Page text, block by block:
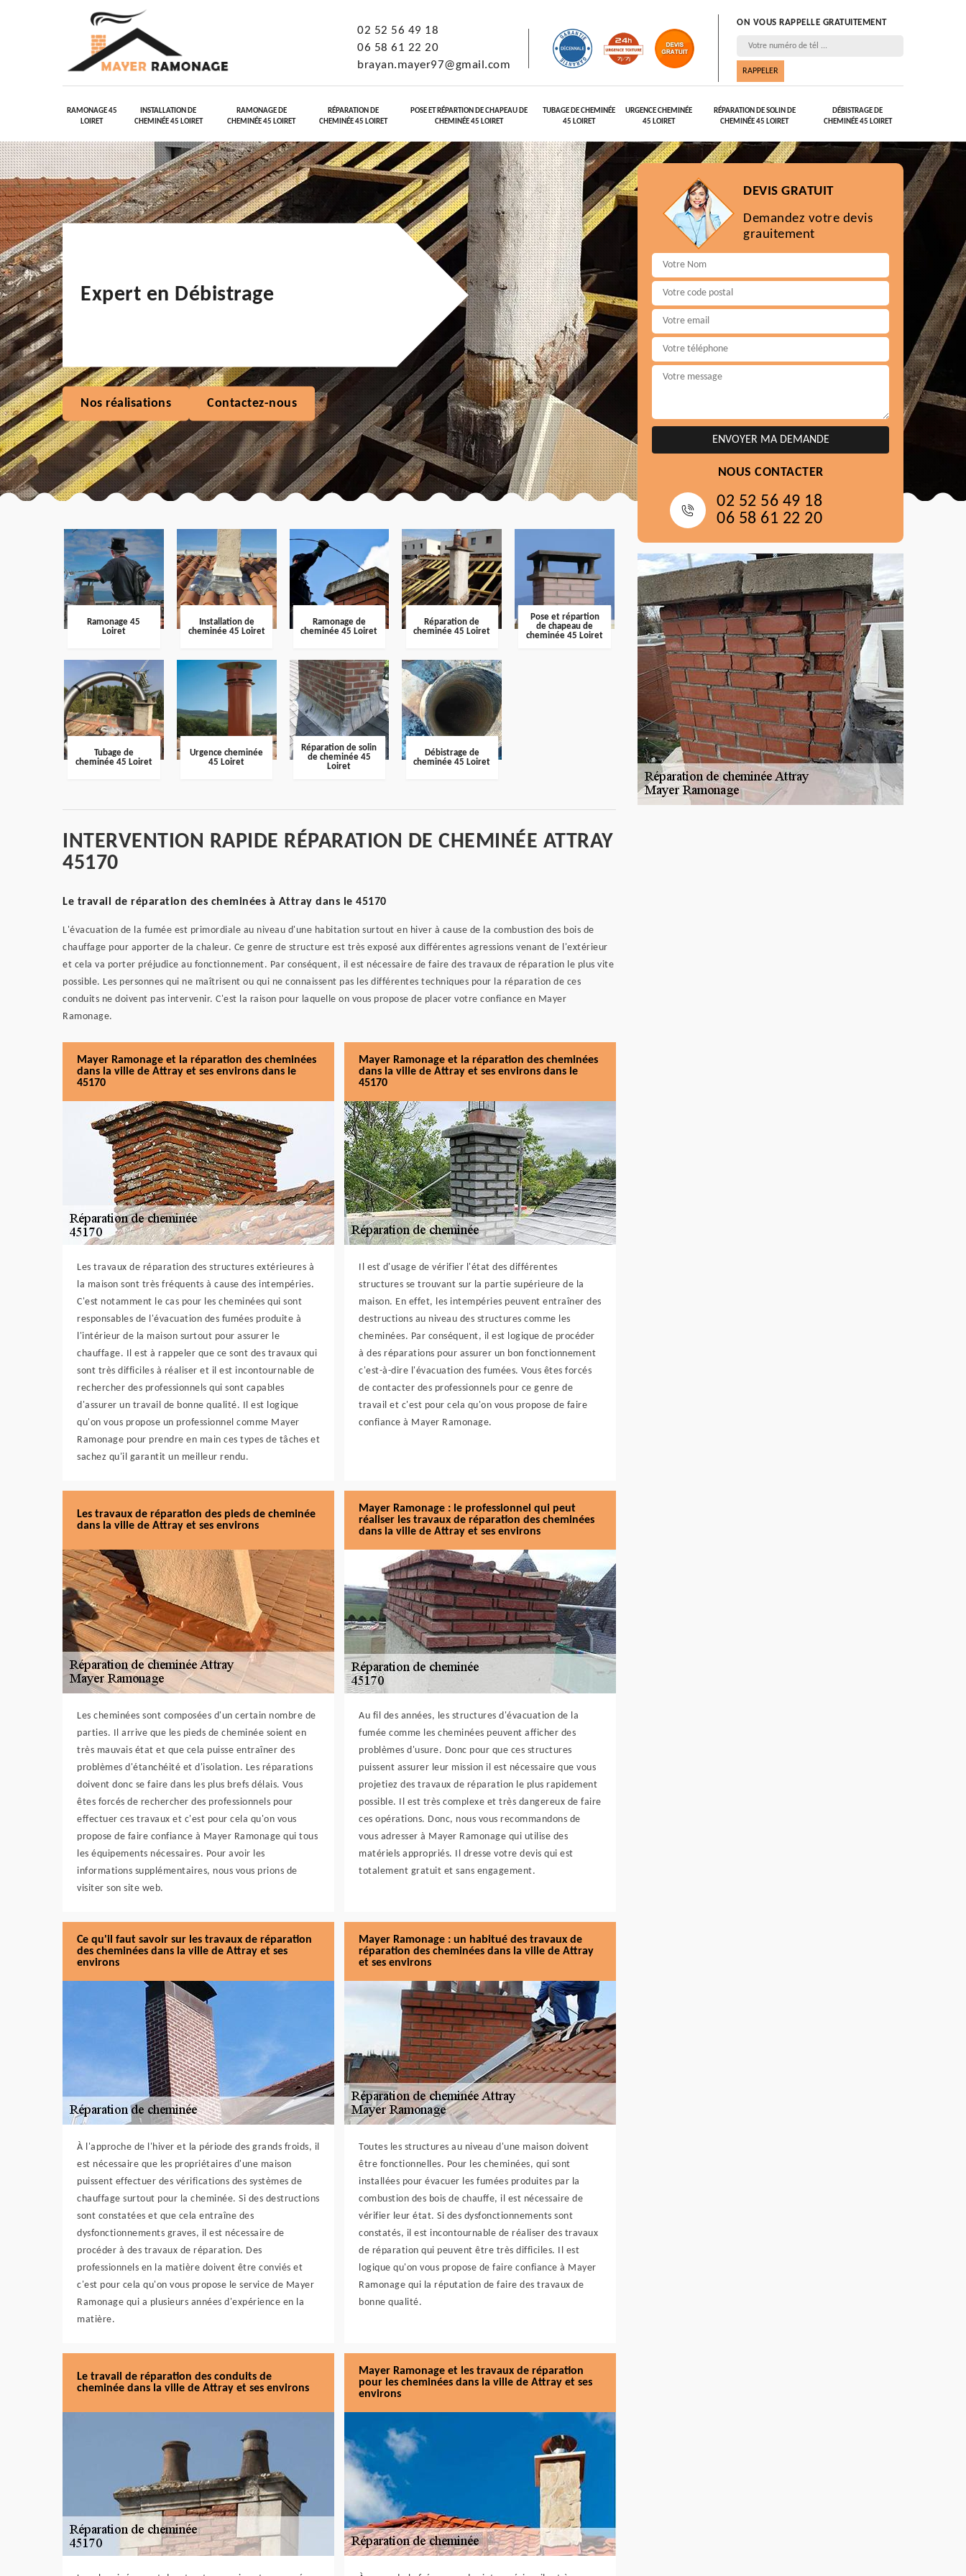
02 52 56 49 18
06 58 61 22 20
brayan.mayer97@gmail.com
ON VOUS RAPPELLE GRATUITEMENT
RAMONAGE 45
LOIRET
INSTALLATION DE
CHEMINÉE 45 LOIRET
RAMONAGE DE
CHEMINÉE 45 LOIRET
RÉPARATION DE
CHEMINÉE 45 LOIRET
POSE ET RÉPARTION DE CHAPEAU DE
CHEMINÉE 45 LOIRET
TUBAGE DE CHEMINÉE
45 LOIRET
URGENCE CHEMINÉE
45 LOIRET
RÉPARATION DE SOLIN DE
CHEMINÉE 45 LOIRET
DÉBISTRAGE DE
CHEMINÉE 45 LOIRET
Expert en Débistrage
Nos réalisations Contactez-nous
Ramonage 45
Loiret
Installation de
cheminée 45 Loiret
Ramonage de
cheminée 45 Loiret
Réparation de
cheminée 45 Loiret
Pose et répartion
de chapeau de
cheminée 45 Loiret
Tubage de
cheminée 45 Loiret
Urgence cheminée
45 Loiret
Réparation de solin
de cheminée 45
Loiret
Débistrage de
cheminée 45 Loiret
INTERVENTION RAPIDE RÉPARATION DE CHEMINÉE ATTRAY
45170
Le travail de réparation des cheminées à Attray dans le 45170
L'évacuation de la fumée est primordiale au niveau d'une habitation surtout en hiver à cause de la combustion des bois de
chauffage pour apporter de la chaleur. Ce genre de structure est très exposé aux différentes agressions venant de l'extérieur
et cela va porter préjudice au fonctionnement. Par conséquent, il est nécessaire de faire des travaux de réparation le plus vite
possible. Les personnes qui ne maîtrisent ou qui ne connaissent pas les différentes techniques pour la réparation de ces
conduits ne doivent pas intervenir. C'est la raison pour laquelle on vous propose de placer votre confiance en Mayer
Ramonage.
Mayer Ramonage et la réparation des cheminées
dans la ville de Attray et ses environs dans le
45170
Les travaux de réparation des structures extérieures à
la maison sont très fréquents à cause des intempéries.
C'est notamment le cas pour les cheminées qui sont
responsables de l'évacuation des fumées produite à
l'intérieur de la maison surtout pour assurer le
chauffage. Il est à rappeler que ce sont des travaux qui
sont très difficiles à réaliser et il est incontournable de
rechercher des professionnels qui sont capables
d'assurer un travail de bonne qualité. Il est logique
qu'on vous propose un professionnel comme Mayer
Ramonage pour prendre en main ces types de tâches et
sachez qu'il garantit un meilleur rendu.
Mayer Ramonage et la réparation des cheminées
dans la ville de Attray et ses environs dans le
45170
Il est d'usage de vérifier l'état des différentes
structures se trouvant sur la partie supérieure de la
maison. En effet, les intempéries peuvent entraîner des
destructions au niveau des structures comme les
cheminées. Par conséquent, il est logique de procéder
à des réparations pour assurer un bon fonctionnement
c'est-à-dire l'évacuation des fumées. Vous êtes forcés
de contacter des professionnels pour ce genre de
travail et c'est pour cela qu'on vous propose de faire
confiance à Mayer Ramonage.
Les travaux de réparation des pieds de cheminée
dans la ville de Attray et ses environs
Les cheminées sont composées d'un certain nombre de
parties. Il arrive que les pieds de cheminée soient en
très mauvais état et que cela puisse entraîner des
problèmes d'étanchéité et d'isolation. Les réparations
doivent donc se faire dans les plus brefs délais. Vous
êtes forcés de rechercher des professionnels pour
effectuer ces travaux et c'est pour cela qu'on vous
propose de faire confiance à Mayer Ramonage qui tous
les équipements nécessaires. Pour avoir les
informations supplémentaires, nous vous prions de
visiter son site web.
Mayer Ramonage : le professionnel qui peut
réaliser les travaux de réparation des cheminées
dans la ville de Attray et ses environs
Au fil des années, les structures d'évacuation de la
fumée comme les cheminées peuvent afficher des
problèmes d'usure. Donc pour que ces structures
puissent assurer leur mission il est nécessaire que vous
projetiez des travaux de réparation le plus rapidement
possible. Il est très complexe et très dangereux de faire
ces opérations. Donc, nous vous recommandons de
vous adresser à Mayer Ramonage qui utilise des
matériels appropriés. Il dresse votre devis qui est
totalement gratuit et sans engagement.
Ce qu'il faut savoir sur les travaux de réparation
des cheminées dans la ville de Attray et ses
environs
À l'approche de l'hiver et la période des grands froids, il
est nécessaire que les propriétaires d'une maison
puissent effectuer des vérifications des systèmes de
chauffage surtout pour la cheminée. Si des destructions
sont constatées et que cela entraîne des
dysfonctionnements graves, il est nécessaire de
procéder à des travaux de réparation. Des
professionnels en la matière doivent être conviés et
c'est pour cela qu'on vous propose le service de Mayer
Ramonage qui a plusieurs années d'expérience en la
matière.
Mayer Ramonage : un habitué des travaux de
réparation des cheminées dans la ville de Attray
et ses environs
Toutes les structures au niveau d'une maison doivent
être fonctionnelles. Pour les cheminées, qui sont
installées pour évacuer les fumées produites par la
combustion des bois de chauffe, il est nécessaire de
vérifier leur état. Si des dysfonctionnements sont
constatés, il est incontournable de réaliser des travaux
de réparation qui peuvent être très difficiles. Il est
logique qu'on vous propose de faire confiance à Mayer
Ramonage qui la réputation de faire des travaux de
bonne qualité.
Le travail de réparation des conduits de
cheminée dans la ville de Attray et ses environs
Mayer Ramonage et les travaux de réparation
pour les cheminées dans la ville de Attray et ses
environs
DEVIS GRATUIT
Demandez votre devis
grauitement
NOUS CONTACTER
02 52 56 49 18
06 58 61 22 20